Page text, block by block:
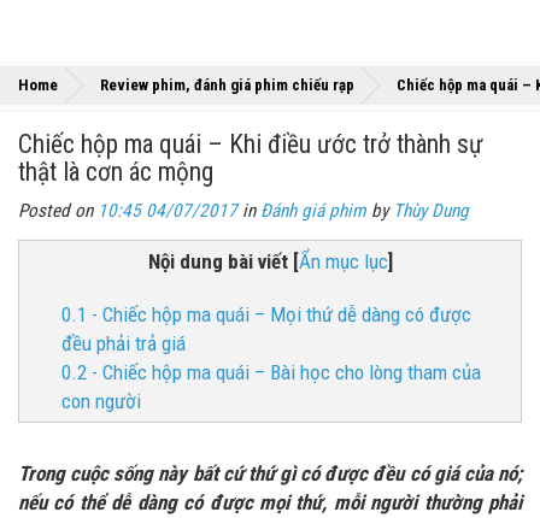
Home Review phim, đánh giá phim chiếu rạp Chiếc hộp ma quái –
Chiếc hộp ma quái – Khi điều ước trở thành sự
thật là cơn ác mộng
Posted on 10:45 04/07/2017in Đánh giá phim by Thùy Dung
Nội dung bài viết[Ẩn mục lục]
0.1 - Chiếc hộp ma quái – Mọi thứ dễ dàng có được
đều phải trả giá
0.2 - Chiếc hộp ma quái – Bài học cho lòng tham của
con người
Trong cuộc sống này bất cứ thứ gì có được đều có giá của nó;
nếu có thể dễ dàng có được mọi thứ, mỗi người thường phải